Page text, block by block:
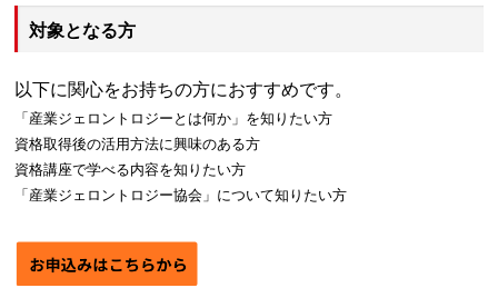
対象となる方
以下に関心をお持ちの方におすすめです。
「産業ジェロントロジーとは何か」を知りたい方
資格取得後の活用方法に興味のある方
資格講座で学べる内容を知りたい方
「産業ジェロントロジー協会」について知りたい方